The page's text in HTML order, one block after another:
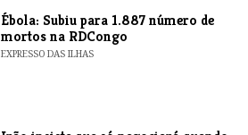
​Ébola: Subiu para 1.887 número de
mortos na RDCongo
EXPRESSO DAS ILHAS